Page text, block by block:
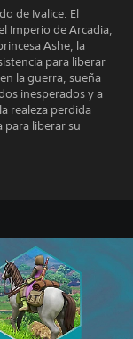
de Ivalice. El
Imperio de Arcadia,
Ashe, la
para liberar
la guerra, sueña
inesperados y a
realeza perdida
para liberar su